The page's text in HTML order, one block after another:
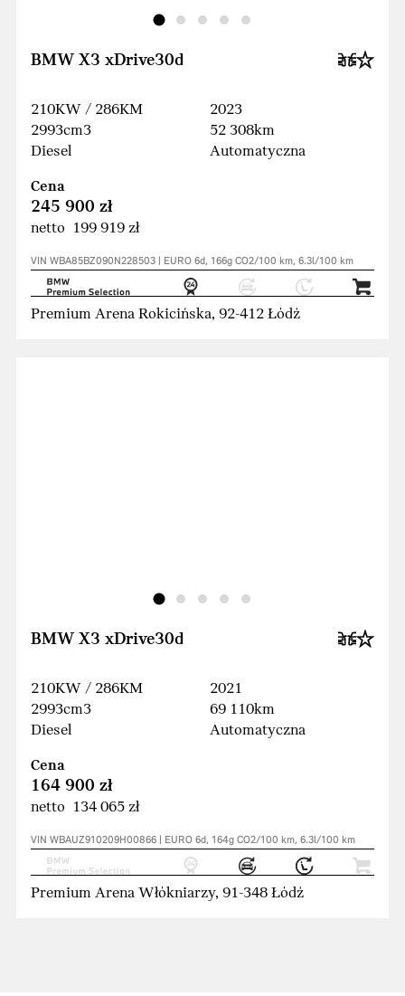
BMW X3 xDrive30d
210KW / 286KM
2993cm3
Diesel
2023
52 308km
Automatyczna
Cena
245 900 zł
netto 199 919 zł
VIN WBA85BZ090N228503 | EURO 6d, 166g CO2/100 km, 6.3l/100 km
Premium Arena Rokicińska, 92-412 Łódź
BMW X3 xDrive30d
210KW / 286KM
2993cm3
Diesel
2021
69 110km
Automatyczna
Cena
164 900 zł
netto 134 065 zł
VIN WBAUZ910209H00866 | EURO 6d, 164g CO2/100 km, 6.3l/100 km
Premium Arena Włókniarzy, 91-348 Łódź